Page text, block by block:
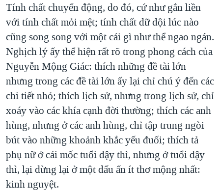
Tính chất chuyển động, do đó, cứ như gắn liền
với tính chất mỏi mệt; tính chất dữ dội lúc nào
cũng song song với một cái gì như thể ngao ngán.
Nghịch lý ấy thể hiện rất rõ trong phong cách của
Nguyễn Mộng Giác: thích những đề tài lớn
nhưng trong các đề tài lớn ấy lại chỉ chú ý đến các
chi tiết nhỏ; thích lịch sử, nhưng trong lịch sử, chỉ
xoáy vào các khía cạnh đời thường; thích các anh
hùng, nhưng ở các anh hùng, chỉ tập trung ngòi
bút vào những khoảnh khắc yếu đuối; thích tả
phụ nữ ở cái mốc tuổi dậy thì, nhưng ở tuổi dậy
thì, lại dừng lại ở một dấu ấn ít thơ mộng nhất:
kinh nguyệt.